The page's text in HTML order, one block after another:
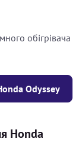
обігрівача
Odyssey
Honda